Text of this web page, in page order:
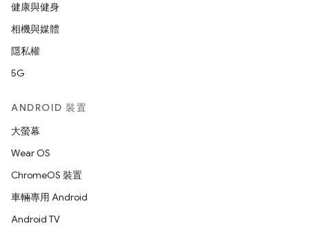
健康與健身
相機與媒體
隱私權
5G
ANDROID 裝置
大螢幕
Wear OS
ChromeOS 裝置
車輛專用 Android
Android TV